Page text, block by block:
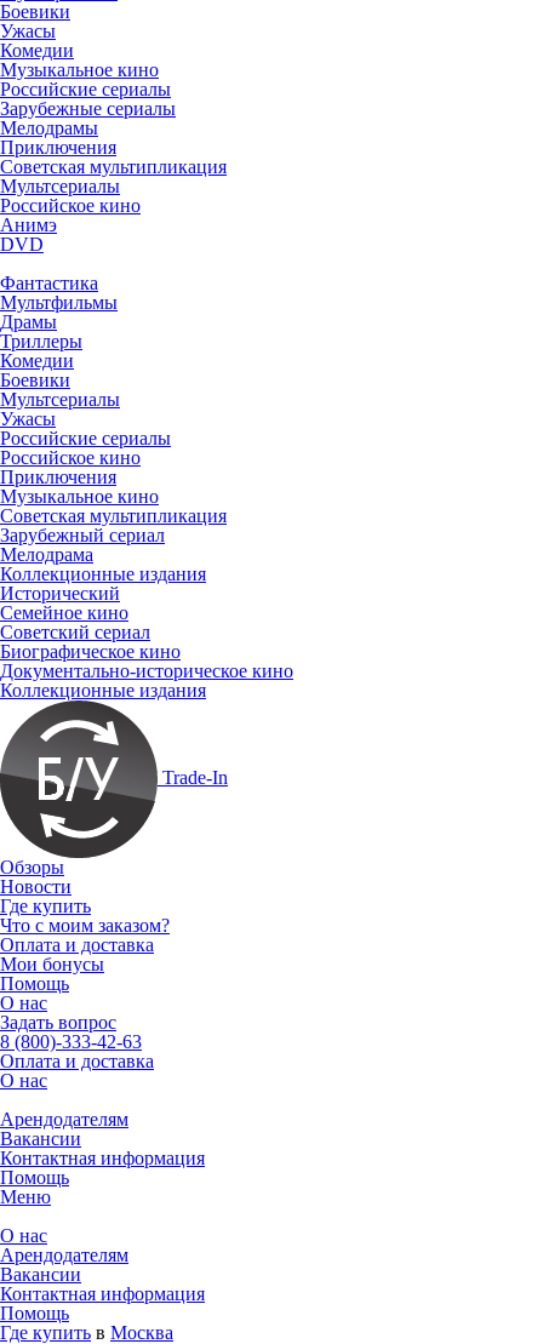
Боевики
Ужасы
Комедии
Музыкальное кино
Российские сериалы
Зарубежные сериалы
Мелодрамы
Приключения
Советская мультипликация
Мультсериалы
Российское кино
Анимэ
DVD
Фантастика
Мультфильмы
Драмы
Триллеры
Комедии
Боевики
Мультсериалы
Ужасы
Российские сериалы
Российское кино
Приключения
Музыкальное кино
Советская мультипликация
Зарубежный сериал
Мелодрама
Коллекционные издания
Исторический
Семейное кино
Советский сериал
Биографическое кино
Документально-историческое кино
Коллекционные издания
Trade-In
Обзоры
Новости
Где купить
Что с моим заказом?
Оплата и доставка
Мои бонусы
Помощь
О нас
Задать вопрос
8 (800)-333-42-63
Оплата и доставка
О нас
Арендодателям
Вакансии
Контактная информация
Помощь
Меню
О нас
Арендодателям
Вакансии
Контактная информация
Помощь
Где купить в Москва